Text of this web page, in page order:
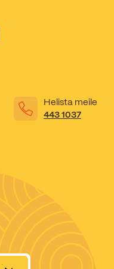
Helista meile
443 1037